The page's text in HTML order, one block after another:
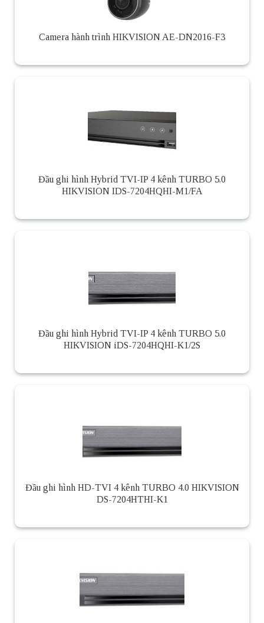
Camera hành trình HIKVISION AE-DN2016-F3
Đầu ghi hình Hybrid TVI-IP 4 kênh TURBO 5.0
HIKVISION IDS-7204HQHI-M1/FA
Đầu ghi hình Hybrid TVI-IP 4 kênh TURBO 5.0
HIKVISION iDS-7204HQHI-K1/2S
Đầu ghi hình HD-TVI 4 kênh TURBO 4.0 HIKVISION
DS-7204HTHI-K1